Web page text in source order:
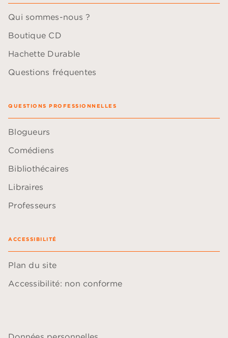
Qui sommes-nous ?
Boutique CD
Hachette Durable
Questions fréquentes
QUESTIONS PROFESSIONNELLES
Blogueurs
Comédiens
Bibliothécaires
Libraires
Professeurs
ACCESSIBILITÉ
Plan du site
Accessibilité: non conforme